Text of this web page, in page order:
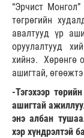
“Эрчист
төгрөгийн
авалтууд үр
оруулалтууд
хийнэ. Хөрөнгө
ашигтай,
-Тэгэхээр
ашигтай
энэ албан
хэр хүндрэлтэй